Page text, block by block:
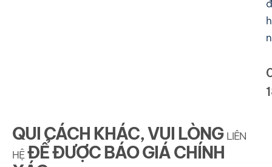
QUI CÁCH KHÁC, VUI LÒNG LIÊN
HỆĐỂ ĐƯỢC BÁO GIÁ CHÍNH